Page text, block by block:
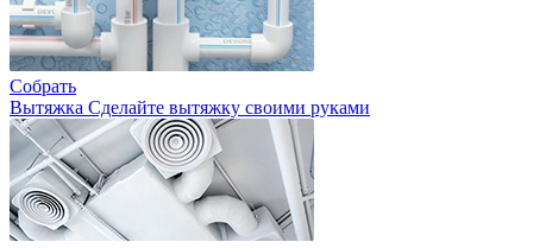
Собрать
Вытяжка Сделайте вытяжку своими руками